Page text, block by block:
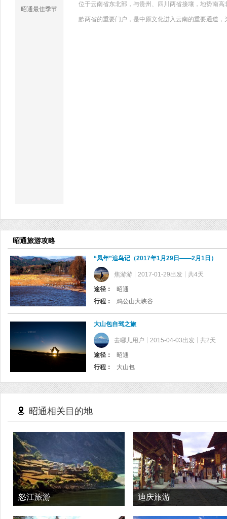
昭通最佳季节
位于云南省东北部，与贵州、四川两省接壤，地势南
黔两省的重要门户，是中原文化进入云南的重要通道，
昭通旅游攻略
“凤年”追鸟记（2017年1月29日——2月1日）
焦游游 2017-01-29出发 共4天
途径：
昭通
行程：
鸡公山大峡谷
大山包自驾之旅
去哪儿用户 2015-04-03出发 共2天
途径：
昭通
行程：
大山包
昭通相关目的地
怒江旅游 迪庆旅游